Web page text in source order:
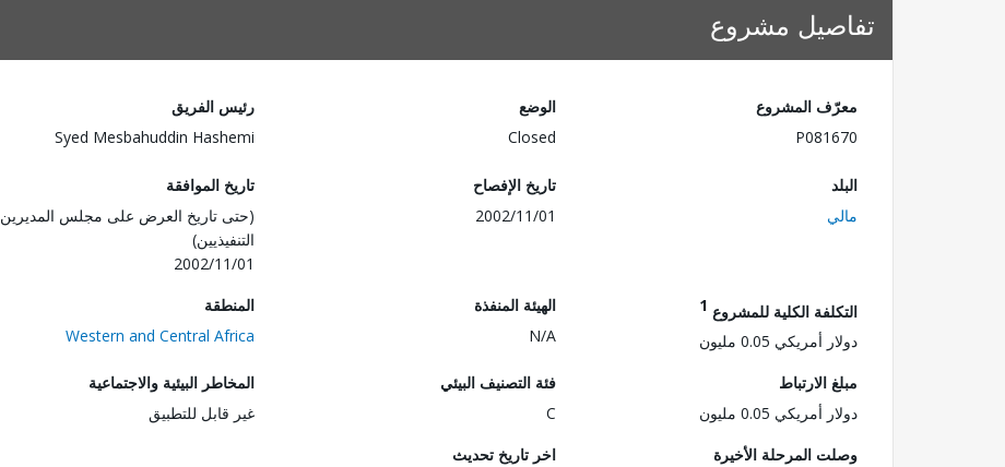
تفاصيل مشروع
معرّف المشروع
P081670
الوضع
Closed
رئيس الفريق
Syed Mesbahuddin Hashemi
البلد
مالي
تاريخ الإفصاح
2002/11/01
تاريخ الموافقة
(حتى تاريخ العرض على مجلس المديرين
التنفيذيين)
2002/11/01
التكلفة الكلية للمشروع 1
دولار أمريكي 0.05 مليون
الهيئة المنفذة
N/A
المنطقة
Western and Central Africa
مبلغ الارتباط
دولار أمريكي 0.05 مليون
فئة التصنيف البيئي
C
المخاطر البيئية والاجتماعية
غير قابل للتطبيق
وصلت المرحلة الأخيرة
اخر تاريخ تحديث